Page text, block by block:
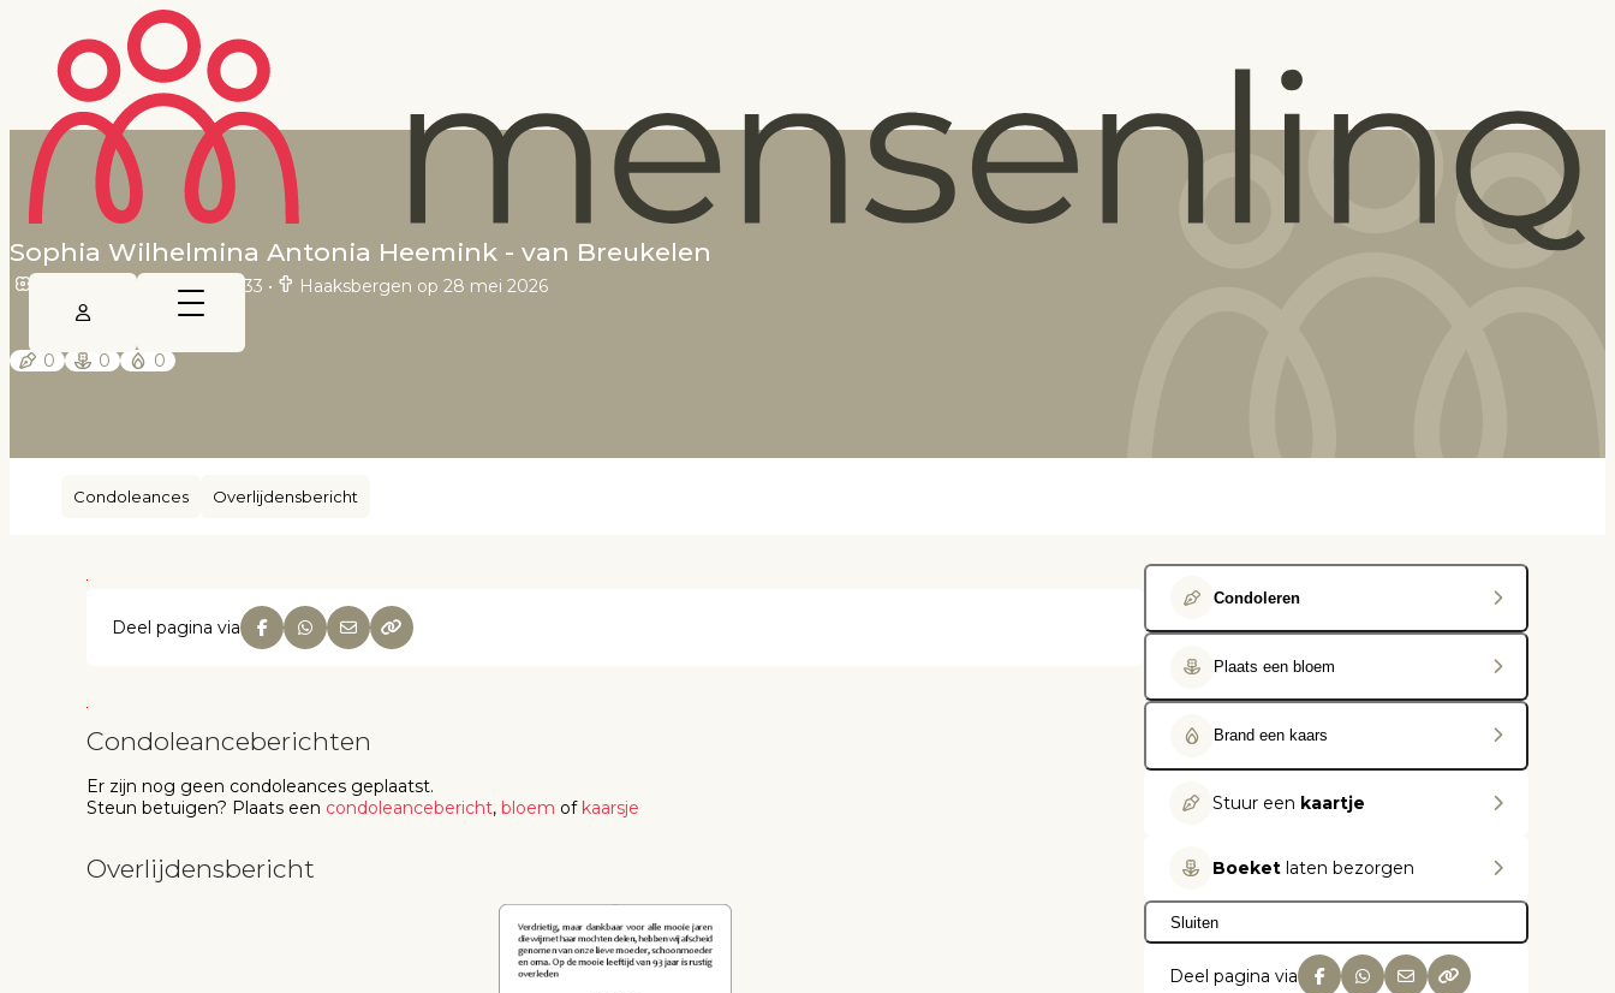
Sophia Wilhelmina Antonia Heemink - van Breukelen
Haarzuilens op 14 april 1933 • Haaksbergen op 28 mei 2026
0 0 0
Condoleances Overlijdensbericht
Deel pagina via
Condoleanceberichten
Er zijn nog geen condoleances geplaatst.
Steun betuigen? Plaats een condoleancebericht, bloem of kaarsje
Overlijdensbericht
Condoleren
Plaats een bloem
Brand een kaars
Stuur een kaartje
Boeket laten bezorgen
Sluiten
Deel pagina via